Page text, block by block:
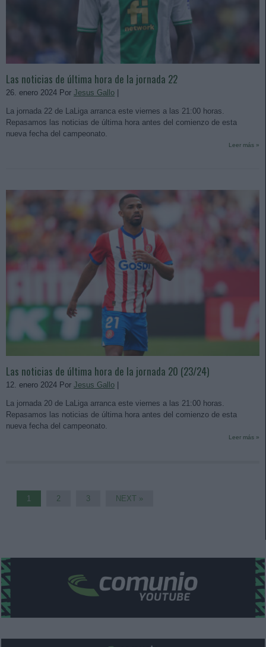
Las noticias de última hora de la jornada 22
26. enero 2024 Por Jesus Gallo
La jornada 22 de LaLiga arranca este viernes a las 21:00 horas.
Repasamos las noticias de última hora antes del comienzo de esta
nueva fecha del campeonato.
Leer más »
Las noticias de última hora de la jornada 20 (23/24)
12. enero 2024 Por Jesus Gallo
La jornada 20 de LaLiga arranca este viernes a las 21:00 horas.
Repasamos las noticias de última hora antes del comienzo de esta
nueva fecha del campeonato.
Leer más »
1 2 3 NEXT »